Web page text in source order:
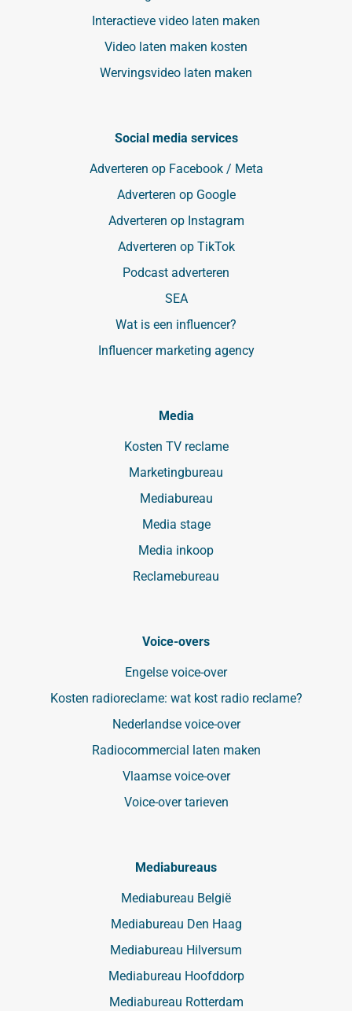
Interactieve video laten maken
Video laten maken kosten
Wervingsvideo laten maken
Social media services
Adverteren op Facebook / Meta
Adverteren op Google
Adverteren op Instagram
Adverteren op TikTok
Podcast adverteren
SEA
Wat is een influencer?
Influencer marketing agency
Media
Kosten TV reclame
Marketingbureau
Mediabureau
Media stage
Media inkoop
Reclamebureau
Voice-overs
Engelse voice-over
Kosten radioreclame: wat kost radio reclame?
Nederlandse voice-over
Radiocommercial laten maken
Vlaamse voice-over
Voice-over tarieven
Mediabureaus
Mediabureau België
Mediabureau Den Haag
Mediabureau Hilversum
Mediabureau Hoofddorp
Mediabureau Rotterdam